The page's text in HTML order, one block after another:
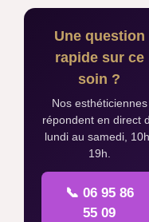
Une question
rapide sur ce
soin ?
Nos esthéticiennes
répondent en direct
lundi au samedi,
19h.
📞 06 95 86
55 09